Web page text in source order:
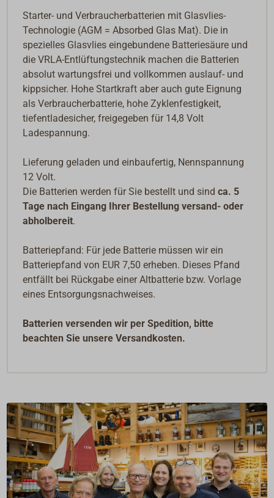
Starter- und Verbraucherbatterien mit Glasvlies-
Technologie (AGM = Absorbed Glas Mat). Die in
spezielles Glasvlies eingebundene Batteriesäure und
die VRLA-Entlüftungstechnik machen die Batterien
absolut wartungsfrei und vollkommen auslauf- und
kippsicher. Hohe Startkraft aber auch gute Eignung
als Verbraucherbatterie, hohe Zyklenfestigkeit,
tiefentladesicher, freigegeben für 14,8 Volt
Ladespannung.
Lieferung geladen und einbaufertig, Nennspannung
12 Volt.
Die Batterien werden für Sie bestellt und sindca. 5
Tage nach Eingang Ihrer Bestellung versand- oder
abholbereit.
Batteriepfand: Für jede Batterie müssen wir ein
Batteriepfand von EUR 7,50 erheben. Dieses Pfand
entfällt bei Rückgabe einer Altbatterie bzw. Vorlage
eines Entsorgungsnachweises.
Batterien versenden wir per Spedition, bitte
beachten Sie unsere Versandkosten.